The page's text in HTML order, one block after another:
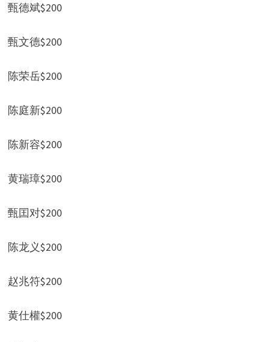
甄德斌$200
甄文德$200
陈荣岳$200
陈庭新$200
陈新容$200
黄瑞璋$200
甄囯对$200
陈龙义$200
赵兆符$200
黄仕權$200